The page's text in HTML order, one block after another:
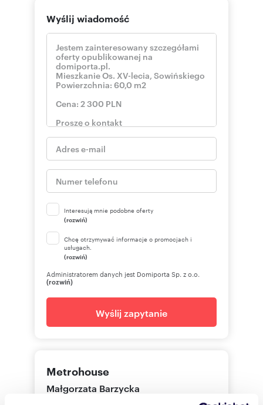
Wyślij wiadomość
Interesują mnie podobne oferty
(rozwiń)
Chcę otrzymywać informacje o promocjach i
usługach.
(rozwiń)
Administratorem danych jest Domiporta Sp. z o.o.
(rozwiń)
Wyślij zapytanie
Metrohouse
Małgorzata Barzycka